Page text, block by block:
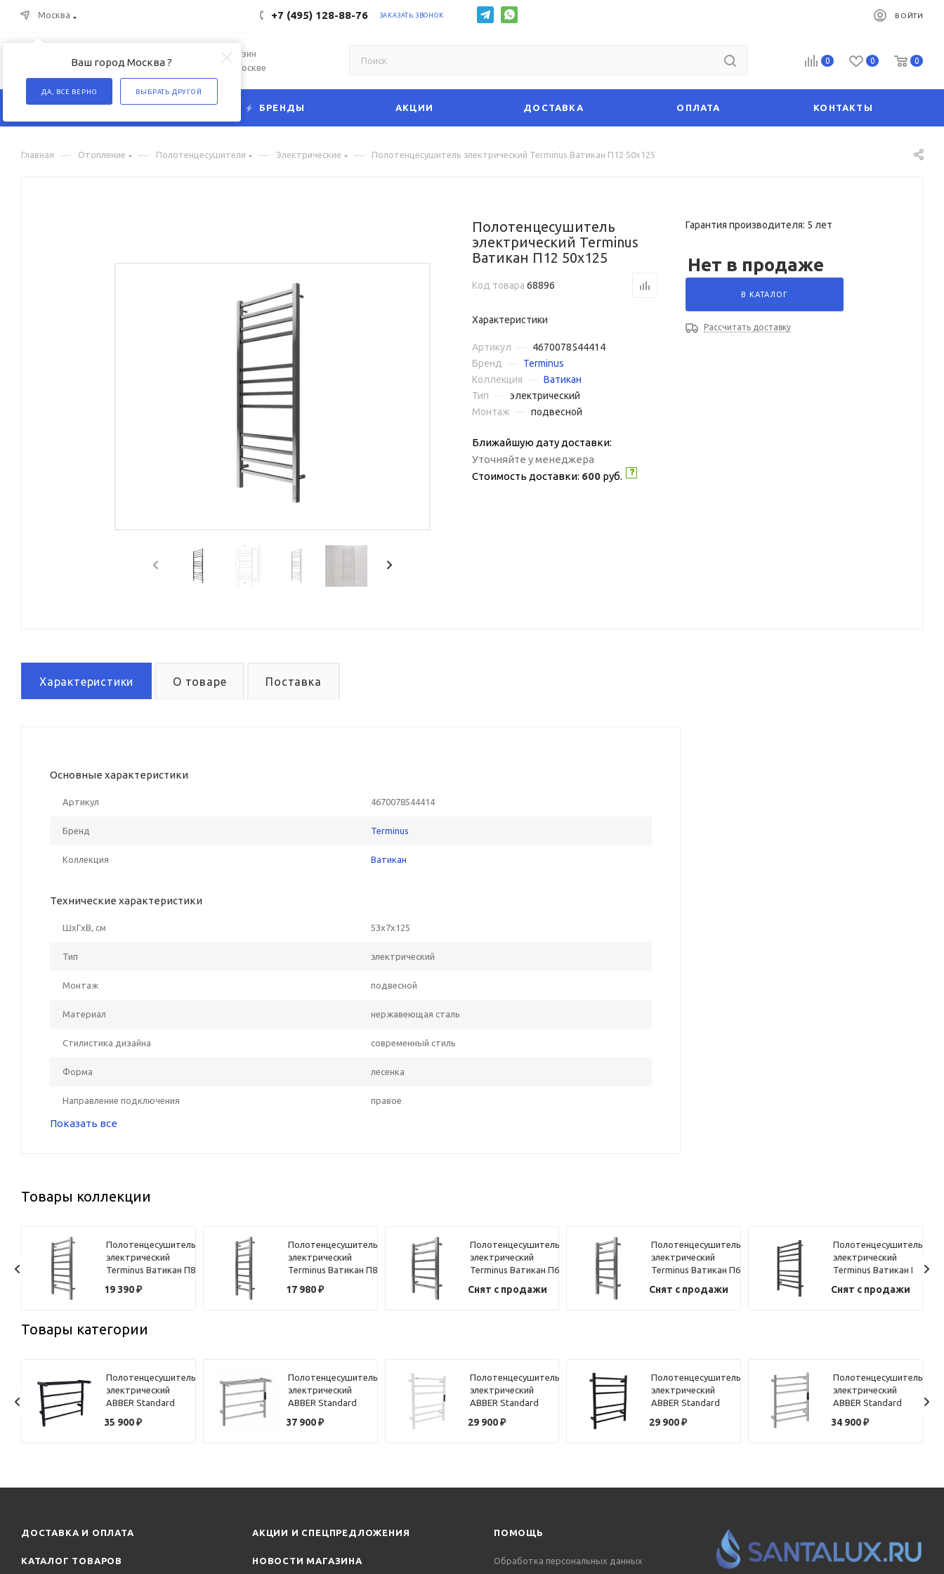
Москва
Ваш город Москва ?
ДА, ВСЕ ВЕРНО ВЫБРАТЬ ДРУГОЙ
+7 (495) 128-88-76 ЗАКАЗАТЬ ЗВОНОК ВОЙТИ
Интернет-магазин
сантехники в Москве
0 0 0
КАТАЛОГ БРЕНДЫ АКЦИИ ДОСТАВКА ОПЛАТА КОНТАКТЫ
Главная — Отопление — Полотенцесушители — Электрические — Полотенцесушитель электрический Terminus Ватикан П12 50х125
Полотенцесушитель
электрический Terminus
Ватикан П12 50х125
Код товара 68896
Характеристики
Артикул
4670078544414
Бренд
Terminus
Коллекция
Ватикан
Тип
электрический
Монтаж
подвесной
Ближайшую дату доставки:
Уточняйте у менеджера
Стоимость доставки: 600 руб.
Гарантия производителя: 5 лет
Нет в продаже
В КАТАЛОГ
Рассчитать доставку
Характеристики О товаре Поставка
Основные характеристики
Артикул 4670078544414
Бренд Terminus
Коллекция Ватикан
Технические характеристики
ШxГxВ, см 53x7x125
Тип электрический
Монтаж подвесной
Материал нержавеющая сталь
Стилистика дизайна современный стиль
Форма лесенка
Направление подключения правое
Показать все
Товары коллекции
Полотенцесушитель
электрический
Terminus Ватикан П8
19 390₽
Полотенцесушитель
электрический
Terminus Ватикан П8
17 980₽
Полотенцесушитель
электрический
Terminus Ватикан П6
Снят с продажи
Полотенцесушитель
электрический
Terminus Ватикан П6
Снят с продажи
Полотенцесушитель
электрический
Terminus Ватикан П8
муар
Снят с продажи
Товары категории
Полотенцесушитель
электрический
ABBER Standard
матовый
35 900₽
Полотенцесушитель
электрический
ABBER Standard
37 900₽
Полотенцесушитель
электрический
ABBER Standard
матовый
29 900₽
Полотенцесушитель
электрический
ABBER Standard
матовый
29 900₽
Полотенцесушитель
электрический
ABBER Standard
34 900₽
ДОСТАВКА И ОПЛАТА
КАТАЛОГ ТОВАРОВ
АКЦИИ И СПЕЦПРЕДЛОЖЕНИЯ
НОВОСТИ МАГАЗИНА
ПОМОЩЬ
Обработка персональных данных